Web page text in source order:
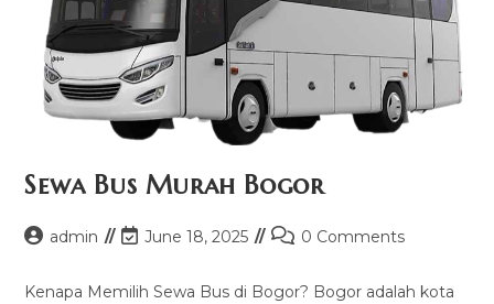
Sewa Bus Murah Bogor
Postadmin
Post
modified:
June 18, 2025
Post0 Comments
Kenapa Memilih Sewa Bus di Bogor? Bogor adalah kota